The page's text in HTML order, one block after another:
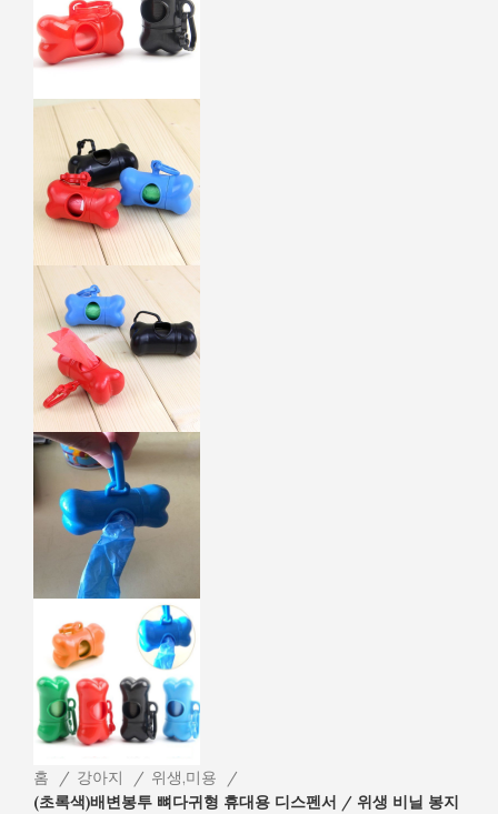
홈 강아지
위생,미용
(초록색)배변봉투 뼈다귀형 휴대용 디스펜서 / 위생 비닐 봉지